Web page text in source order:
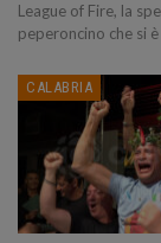
League of Fire, la
peperoncino che si
CALABRIA